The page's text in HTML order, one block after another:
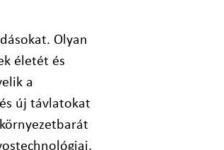
Olyan
életét és
a
új távlatokat